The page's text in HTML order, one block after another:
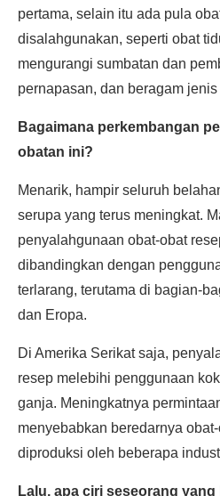
pertama, selain itu ada pula
disalahgunakan, seperti obat
mengurangi sumbatan dan
pernapasan, dan beragam
Bagaimana perkembangan
obatan ini?
Menarik, hampir seluruh
serupa yang terus meningkat.
penyalahgunaan obat-obat
dibandingkan dengan
terlarang, terutama di bagian-
dan Eropa.
Di Amerika Serikat saja,
resep melebihi penggunaan
ganja. Meningkatnya
menyebabkan beredarnya
diproduksi oleh beberapa
Lalu, apa ciri seseorang